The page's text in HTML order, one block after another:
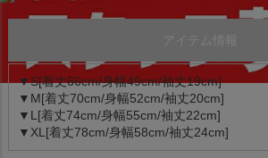
アイテム情報
▼S[着丈66cm/身幅49cm/袖丈19cm]
▼M[着丈70cm/身幅52cm/袖丈20cm]
▼L[着丈74cm/身幅55cm/袖丈22cm]
▼XL[着丈78cm/身幅58cm/袖丈24cm]